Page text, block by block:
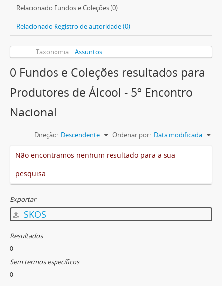
Relacionado Fundos e Coleções (0)
Relacionado Registro de autoridade (0)
Taxonomia Assuntos
0 Fundos e Coleções resultados para
Produtores de Álcool - 5º Encontro
Nacional
Ordenar por: Data modificada
Direção: Descendente
Não encontramos nenhum resultado para a sua
pesquisa.
Exportar
SKOS
Resultados
0
Sem termos específicos
0